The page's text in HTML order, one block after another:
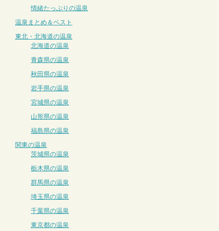
情緒たっぷりの温泉
温泉まとめ＆ベスト
東北・北海道の温泉
北海道の温泉
青森県の温泉
秋田県の温泉
岩手県の温泉
宮城県の温泉
山形県の温泉
福島県の温泉
関東の温泉
茨城県の温泉
栃木県の温泉
群馬県の温泉
埼玉県の温泉
千葉県の温泉
東京都の温泉